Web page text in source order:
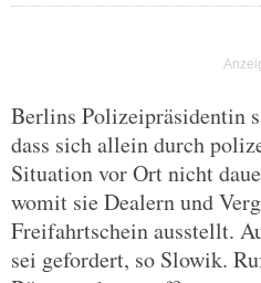
Berlins Polizeipräsidentin
dass sich allein durch
Situation vor Ort nicht
womit sie Dealern und
Freifahrtschein ausstellt.
sei gefordert, so Slowik.